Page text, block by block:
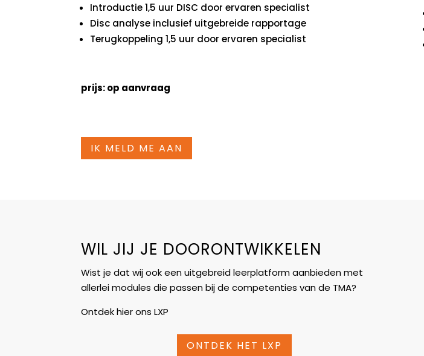
Introductie 1,5 uur DISC door ervaren specialist
Disc analyse inclusief uitgebreide rapportage
Terugkoppeling 1,5 uur door ervaren specialist
prijs: op aanvraag
IK MELD ME AAN
WIL JIJ JE DOORONTWIKKELEN
Wist je dat wij ook een uitgebreid leerplatform aanbieden met
allerlei modules die passen bij de competenties van de TMA?
Ontdek hier ons LXP
ONTDEK HET LXP